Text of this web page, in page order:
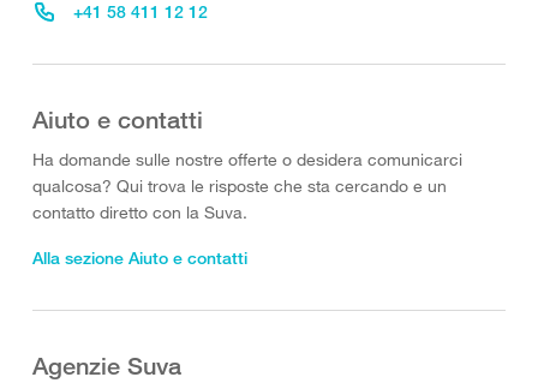
+41 58 411 12 12
Aiuto e contatti
Ha domande sulle nostre offerte o desidera comunicarci
qualcosa? Qui trova le risposte che sta cercando e un
contatto diretto con la Suva.
Alla sezione Aiuto e contatti
Agenzie Suva